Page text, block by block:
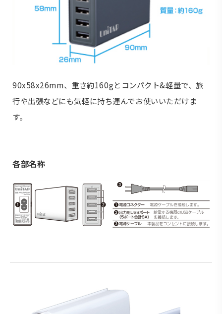
90x58x26mm、重さ約160gとコンパクト&軽量で、旅
行や出張などにも気軽に持ち運んでお使いいただけま
す。
各部名称